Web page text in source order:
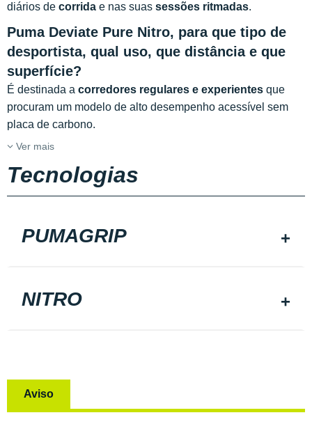
diários de corrida e nas suas sessões ritmadas.
Puma Deviate Pure Nitro, para que tipo de
desportista, qual uso, que distância e que
superfície?
É destinada a corredores regulares e experientes que
procuram um modelo de alto desempenho acessível sem
placa de carbono.
Ver mais
Tecnologias
PUMAGRIP
NITRO
Aviso